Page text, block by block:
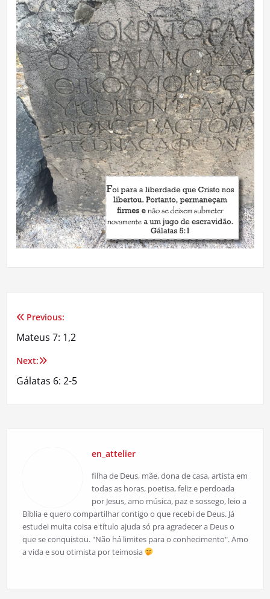
Navegação
de
Post
Previous:
Mateus 7: 1,2
Next:
Gálatas 6: 2-5
en_attelier
filha de Deus, mãe, dona de casa, artista em
todas as horas, poetisa, feliz e perdoada
por Jesus, amo música, paz e sossego, leio a
Bíblia e quero compartilhar contigo o que recebi de Deus. Já
estudei muita coisa e título ajuda só pra agradecer a Deus o
que se conquistou. "Não há limites para o conhecimento". Amo
a vida e sou otimista por teimosia